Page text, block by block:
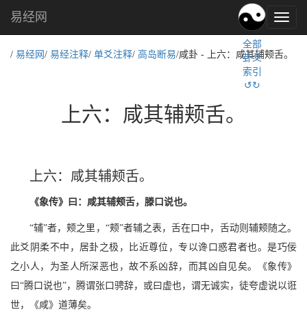
易
经
化,
易经网
全部
卦爻
索引
↺↻
/ 易经网 / 易经注释/ 单爻注释/ 高岛断易/咸卦 - 上六：咸其辅颊舌。
上六：咸其辅颊舌。
上六：咸其辅颊舌。
《象传》曰：咸其辅颊舌，滕口说也。
“辅”者，颊之里，“颊”者辅之表，舌在口中，舌动则辅颊随之。
此爻阴柔不中，居卦之极，比近尊位，专以谗口惑君者也。是巧佞
之小人，为圣人所深恶也，故不系凶辞，而其凶自见矣。《象传》
曰“腾口说也”，腾谓张口骋辞，或曰虚也，谓无诚实，徒夸虚说以诳
世，《咸》道薄矣。